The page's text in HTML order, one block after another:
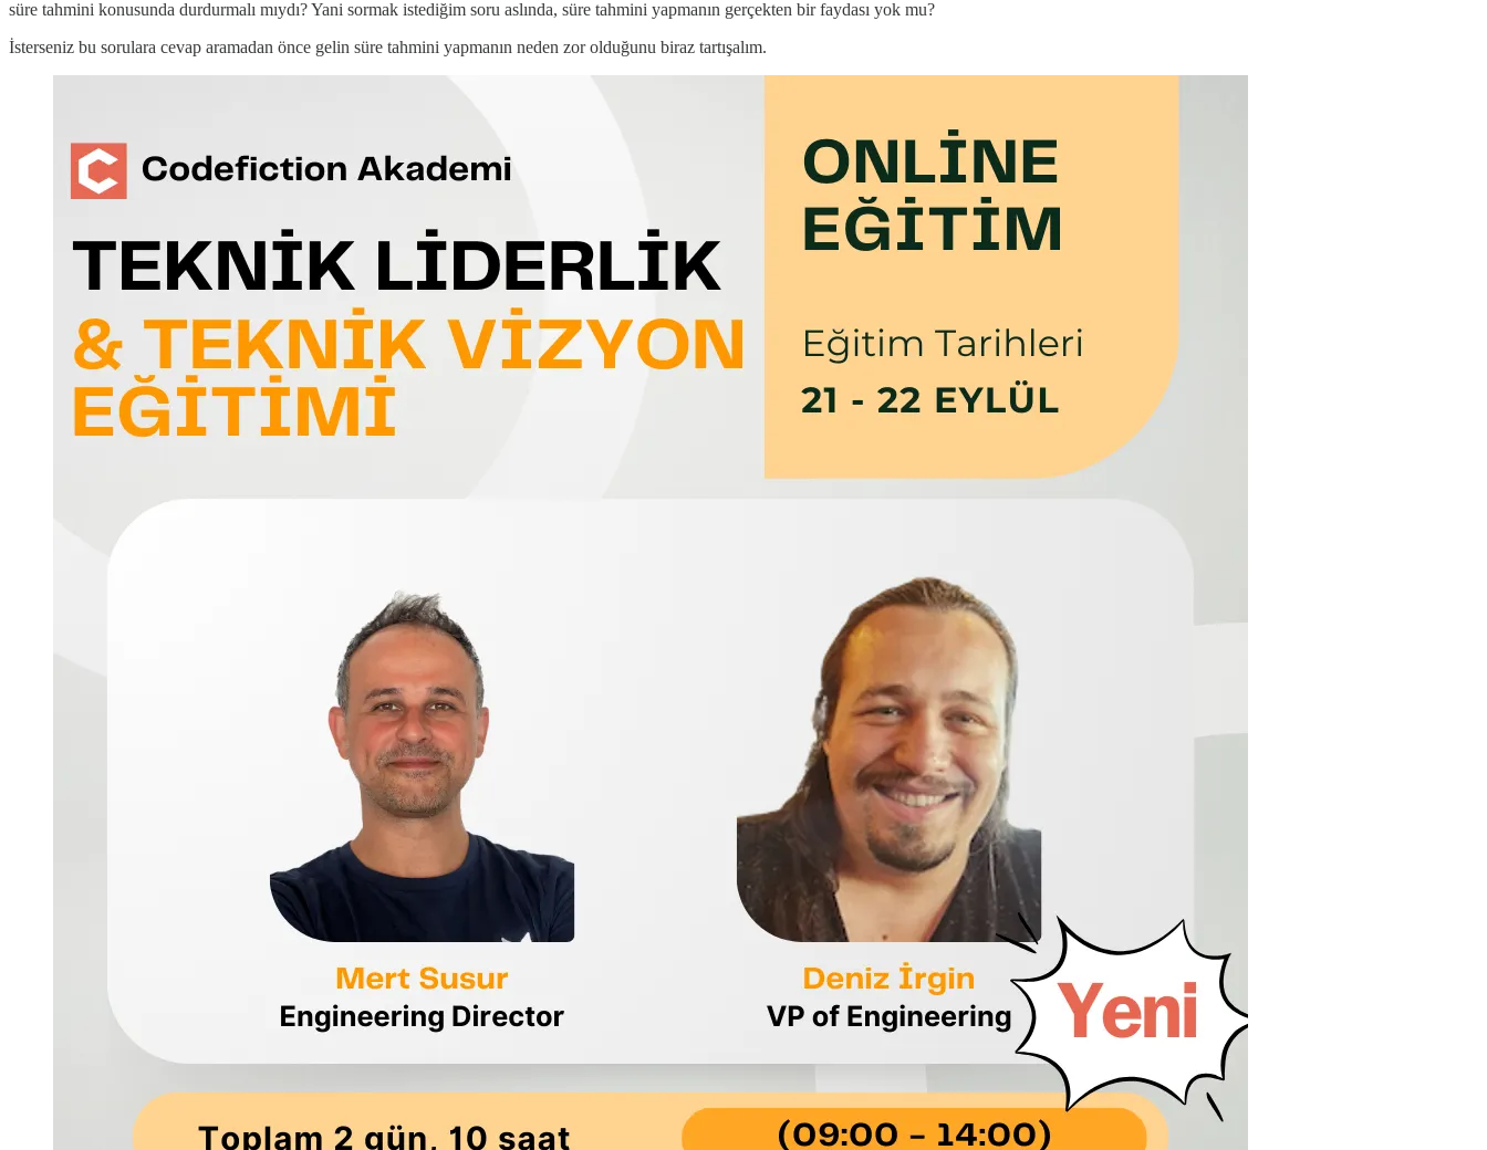
süre tahmini konusunda durdurmalı mıydı? Yani sormak istediğim soru aslında, süre tahmini yapmanın gerçekten bir faydası yok mu?
İsterseniz bu sorulara cevap aramadan önce gelin süre tahmini yapmanın neden zor olduğunu biraz tartışalım.